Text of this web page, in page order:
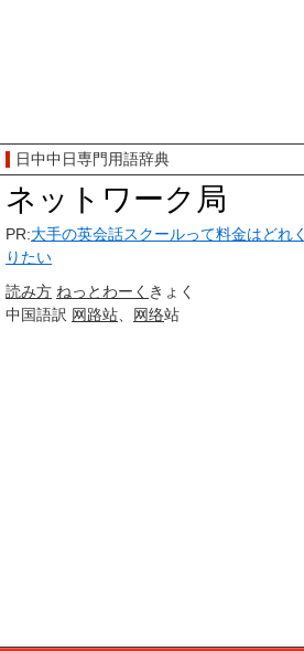
日中中日専門用語辞典
ネットワーク局
PR:大手の英会話スクールって料金はどれ
りたい
読み方 ねっとわーく きょく
中国語訳 网路站 网络站